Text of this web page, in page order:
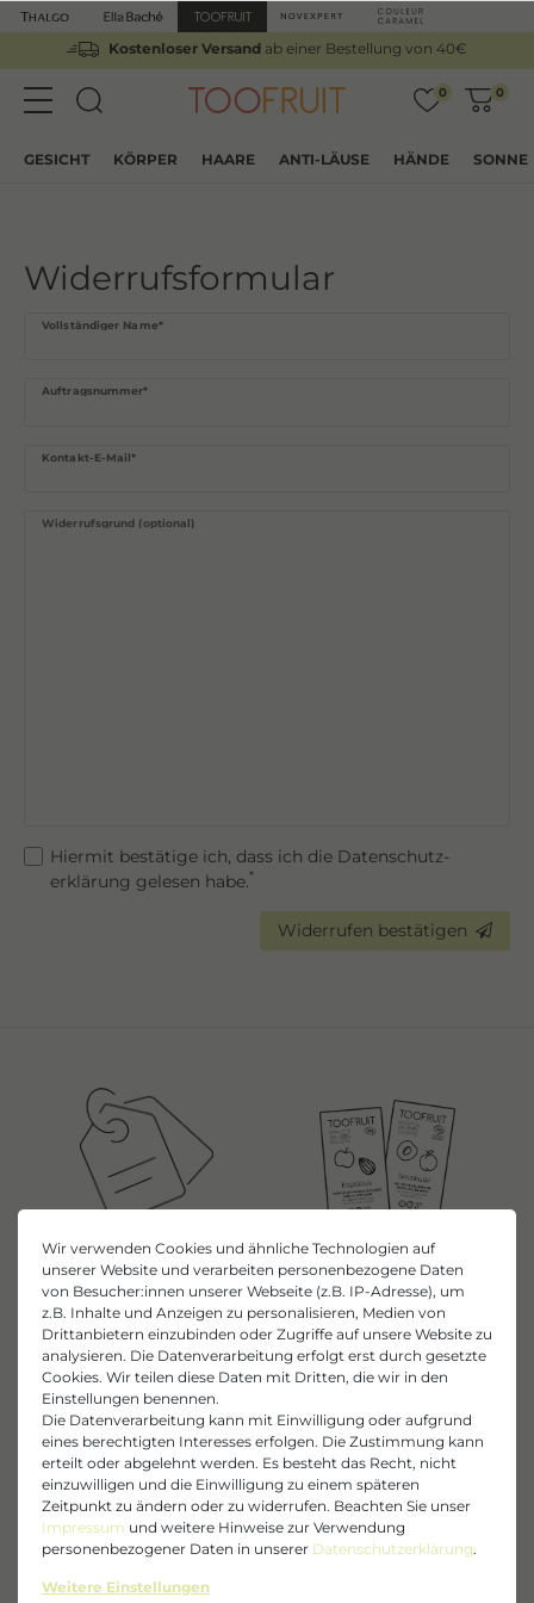
Kostenloser Versandab einer Bestellung von 40€
0 0
GESICHT KÖRPER HAARE ANTI-LÄUSE HÄNDE SONNE
Widerrufs­formular
Vollständiger Name*
Auftragsnummer*
Kontakt-E-Mail*
Widerrufsgrund (optional)
Hiermit bestätige ich, dass ich die Daten­schutz­
erklärung gelesen habe.*
Ceres::Template.mailFormHoneypotLabel
Widerrufen bestätigen
Offizieller Herstellershop
direkt & sicher einkaufen
Gratisproben
bei jeder Bestellung
Kostenloser Versand
ab einer Bestellung von 40€
Sichere
Zahlungsarten
Wir verwenden Cookies und ähnliche Technologien auf
unserer Website und verarbeiten personenbezogene Daten
von Besucher:innen unserer Webseite (z.B. IP-Adresse), um
z.B. Inhalte und Anzeigen zu personalisieren, Medien von
Drittanbietern einzubinden oder Zugriffe auf unsere Website zu
analysieren. Die Datenverarbeitung erfolgt erst durch gesetzte
Cookies. Wir teilen diese Daten mit Dritten, die wir in den
Einstellungen benennen.
Die Datenverarbeitung kann mit Einwilligung oder aufgrund
eines berechtigten Interesses erfolgen. Die Zustimmung kann
erteilt oder abgelehnt werden. Es besteht das Recht, nicht
einzuwilligen und die Einwilligung zu einem späteren
Zeitpunkt zu ändern oder zu widerrufen. Beachten Sie unser
Impressum und weitere Hinweise zur Verwendung
personenbezogener Daten in unserer Daten­schutz­erklärung.
Weitere Einstellungen